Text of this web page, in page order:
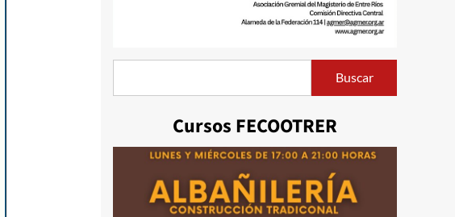
Buscar
Cursos FECOOTRER